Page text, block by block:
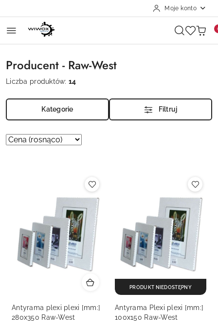
Moje konto
Producent - Raw-West
Liczba produktów:14
Kategorie Filtruj
Zastosowano
Sortuj
Antyrama plexi plexi [mm:]
280x350 Raw-West
Antyrama Plexi plexi [mm:]
100x150 Raw-West
PRODUKT NIEDOSTĘPNY